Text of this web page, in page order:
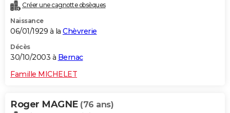
Créer une cagnotte obsèques
Naissance
06/01/1929 à la Chèvrerie
Décès
30/10/2003 à Bernac
Famille MICHELET
Roger MAGNE (76 ans)